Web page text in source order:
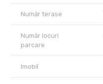
Număr terase
Număr locuri
parcare
Imobil